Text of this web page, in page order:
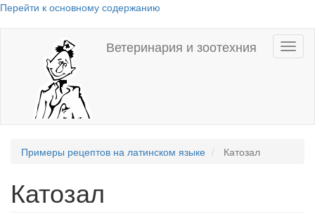
Перейти к основному содержанию
Ветеринария и зоотехния
Примеры рецептов на латинском языке Катозал
Катозал